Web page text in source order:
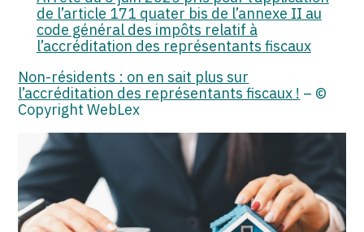
de l’article 171 quater bis de l’annexe II au
code général des impôts relatif à
l’accréditation des représentants fiscaux
Non-résidents : on en sait plus sur
l’accréditation des représentants fiscaux ! – ©
Copyright WebLex